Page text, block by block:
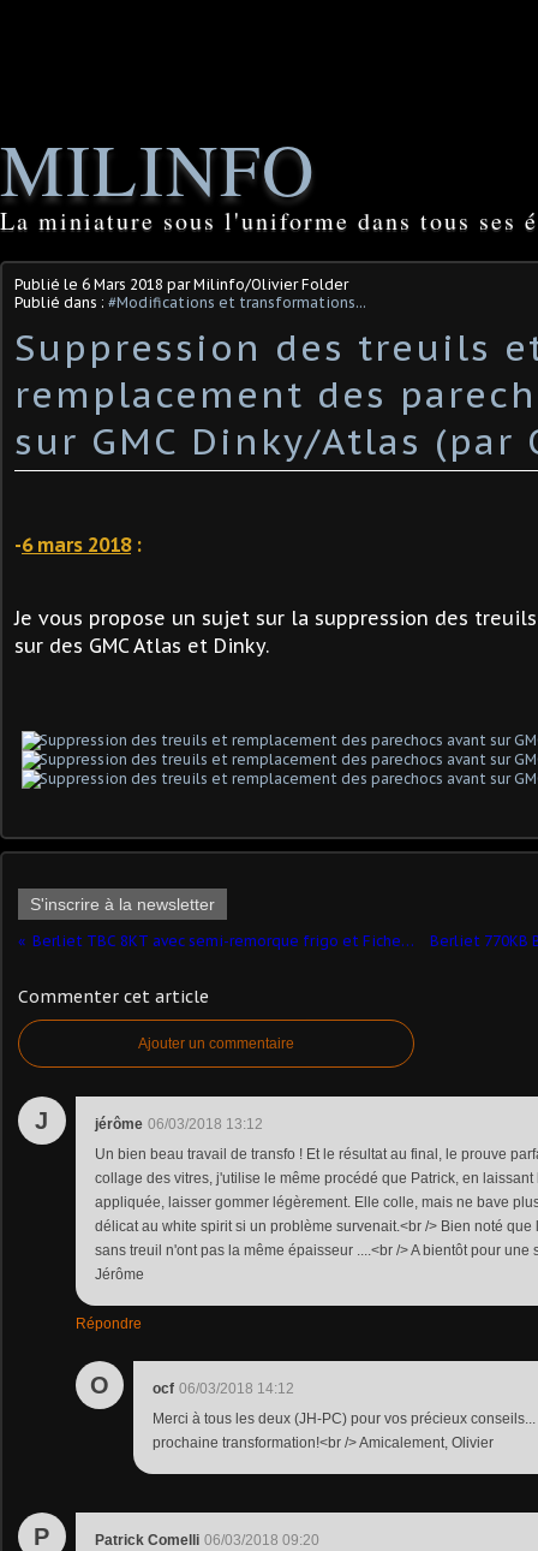
MILINFO
La miniature sous l'uniforme dans tous ses
Publié le 6 Mars 2018 par Milinfo/Olivier Folder
Publié dans : #Modifications et transformations...
Suppression des treuils
remplacement des
sur GMC Dinky/Atlas (par
-6 mars 2018:
Je vous propose un sujet sur la suppression des
sur des GMC Atlas et Dinky.
S'inscrire à la newsletter
Berliet TBC 8KT avec semi-remorque frigo et Fiche 75 au 1/48 (par Robert B.) - Mise à jour 6 mars 2018
Commenter cet article
Ajouter un commentaire
J jérôme 06/03/2018 13:12
Un bien beau travail de transfo ! Et le résultat au final, le prouve
collage des vitres, j'utilise le même procédé que Patrick, en
appliquée, laisser gommer légèrement. Elle colle, mais ne bave
délicat au white spirit si un problème survenait.<br /> Bien noté
sans treuil n'ont pas la même épaisseur ....<br /> A bientôt pour une
Jérôme
Répondre
O ocf 06/03/2018 14:12
Merci à tous les deux (JH-PC) pour vos précieux
prochaine transformation!<br /> Amicalement, Olivier
P Patrick Comelli 06/03/2018 09:20